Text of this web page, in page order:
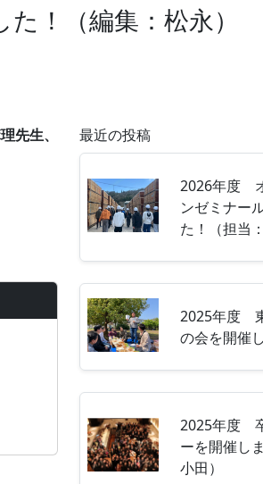
！（編集：松永）
先生、
最近の投稿
2026年度
ンゼミナー
た！（担当
2025年度
の会を開催
2025年度
ーを開催し
小田）